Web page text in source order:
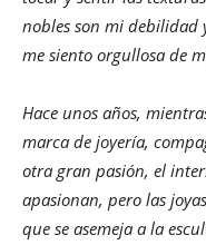
nobles son mi debilidad
me siento orgullosa de
Hace unos años,
marca de joyería,
otra gran pasión, el
apasionan, pero las
que se asemeja a la